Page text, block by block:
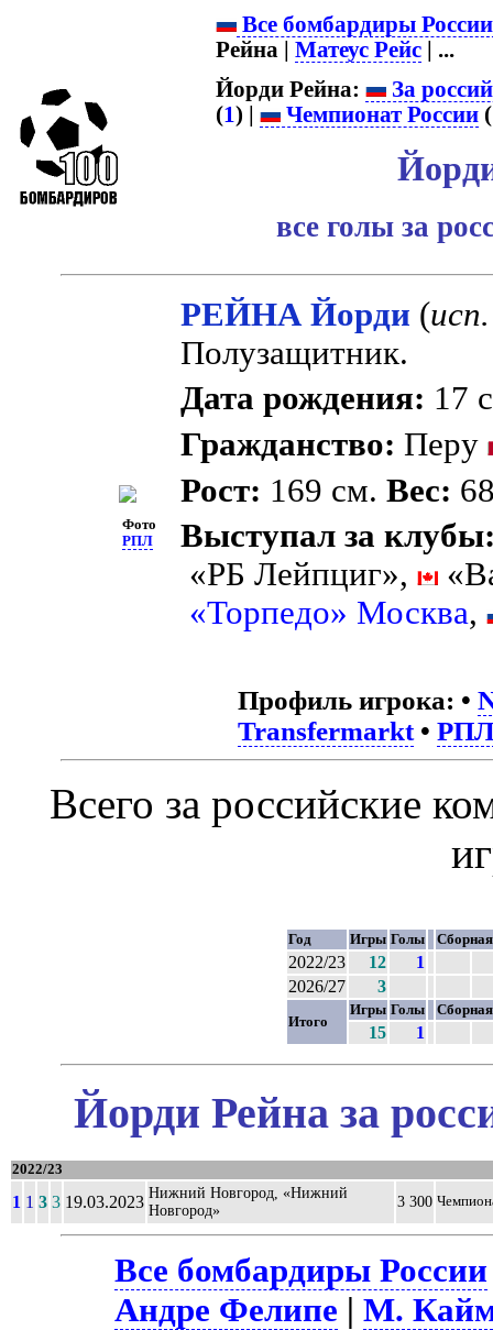
Все бомбардиры
Рейна |Матеус Рейс | ...
Йорди Рейна:
За
(1) | Чемпионат России (
все голы за
Фото
РПЛ
РЕЙНА Йорди (исп.
Полузащитник.
Дата рождения: 17
Гражданство: Перу
Рост: 169 см.Вес:
Выступал за
«РБ Лейпциг»,
«Торпедо» Москва,
Профиль игрока: •
Transfermarkt•
Всего за российские
Год Игры Голы Сборная
2022/23 12
1
2026/27
3
Итого
Игры Голы Сборная
15 1
Йорди Рейна за
2022/23
1 1 3 3 19.03.2023 Нижний Новгород, «Нижний
Новгород»
3 300
Все бомбардиры России
Андре Фелипе |М.